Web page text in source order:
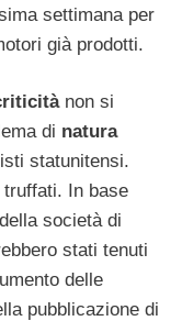
settimana per
già prodotti.
non si
di natura
statunitensi.
truffati. In base
società di
stati tenuti
delle
pubblicazione di